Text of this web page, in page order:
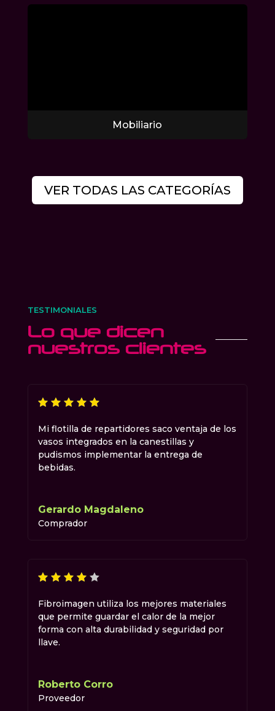
Mobiliario
VER TODAS LAS CATEGORÍAS
TESTIMONIALES
Lo que dicen
nuestros clientes
Mi flotilla de repartidores saco ventaja de los
vasos integrados en la canestillas y
pudismos implementar la entrega de
bebidas.
Gerardo Magdaleno
Comprador
Fibroimagen utiliza los mejores materiales
que permite guardar el calor de la mejor
forma con alta durabilidad y seguridad por
llave.
Roberto Corro
Proveedor